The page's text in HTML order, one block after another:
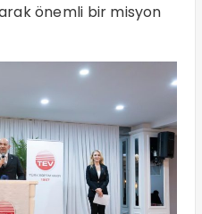
önemli bir misyon